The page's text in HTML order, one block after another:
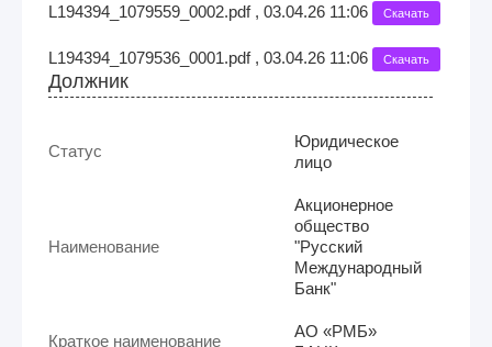
L194394_1079559_0002.pdf , 03.04.26 11:06 Скачать
L194394_1079536_0001.pdf , 03.04.26 11:06 Скачать
Должник
Статус
Юридическое
лицо
Наименование
Акционерное
общество
"Русский
Международный
Банк"
Краткое наименование
АО «РМБ»